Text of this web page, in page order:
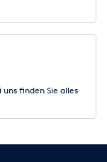
finden Sie alles